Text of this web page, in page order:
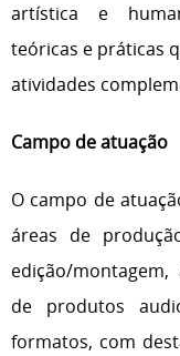
artística e
teóricas e práticas
atividades
Campo de atuação
O campo de
áreas de
edição/
de produtos
formatos, com